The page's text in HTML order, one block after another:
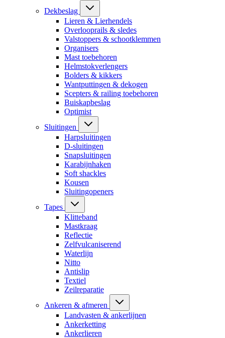
Dekbeslag
Lieren & Lierhendels
Overlooprails & sledes
Valstoppers & schootklemmen
Organisers
Mast toebehoren
Helmstokverlengers
Bolders & kikkers
Wantputtingen & dekogen
Scepters & railing toebehoren
Buiskapbeslag
Optimist
Sluitingen
Harpsluitingen
D-sluitingen
Snapsluitingen
Karabijnhaken
Soft shackles
Kousen
Sluitingopeners
Tapes
Klitteband
Mastkraag
Reflectie
Zelfvulcaniserend
Waterlijn
Nitto
Antislip
Textiel
Zeilreparatie
Ankeren & afmeren
Landvasten & ankerlijnen
Ankerketting
Ankerlieren